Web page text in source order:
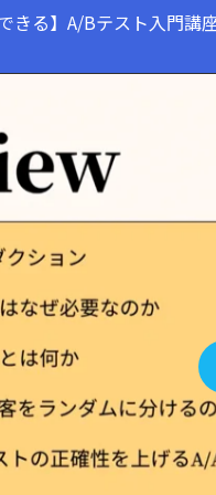
きる】A/Bテスト入門